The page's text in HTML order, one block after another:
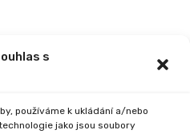
s
používáme k ukládání a/nebo
jako jsou soubory